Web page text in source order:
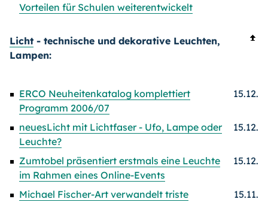
Vorteilen für Schulen weiterentwickelt
Licht - technische und dekorative Leuchten,
Lampen:
ERCO Neuheitenkatalog komplettiert
Programm 2006/07
15.12.
neuesLicht mit Lichtfaser - Ufo, Lampe oder
Leuchte?
15.12.
Zumtobel präsentiert erstmals eine Leuchte
im Rahmen eines Online-Events
15.12.
Michael Fischer-Art verwandelt triste
15.11.